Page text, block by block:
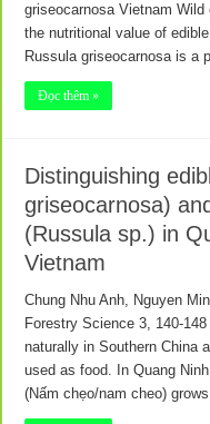
griseocarnosa Vietnam
the nutritional value of
Russula griseocarnosa is a
Đọc thêm »
Distinguishing
griseocarnosa)
(Russula sp.) in
Vietnam
Chung Nhu Anh, Nguyen
Forestry Science 3, 140-
naturally in Southern China
used as food. In Quang
(Nấm chẹo/nam cheo)